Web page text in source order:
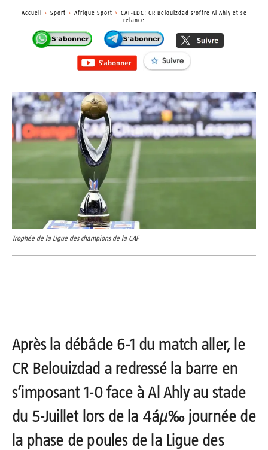
Accueil Sport Afrique Sport
CAF-LDC: CR Belouizdad s'offre Al Ahly et se
relance
Trophée de la Ligue des champions de la CAF
Après la débâcle 6-1 du match aller, le
CR Belouizdad a redressé la barre en
s’imposant 1-0 face à Al Ahly au stade
du 5-Juillet lors de la 4áµ‰ journée de
la phase de poules de la Ligue des